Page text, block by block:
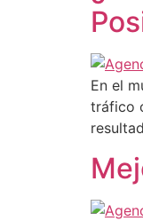
En el
tráfico